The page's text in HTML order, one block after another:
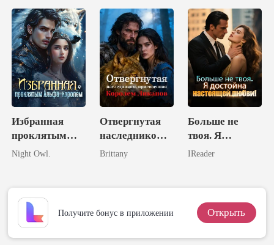
наследницы
Избранная
проклятым
Альфа-
Night Owl.
Отвергнутая
наследником,
присвоенная
Brittany
Больше не
твоя. Я
достойна
IReader
Получите бонус в приложении Открыть